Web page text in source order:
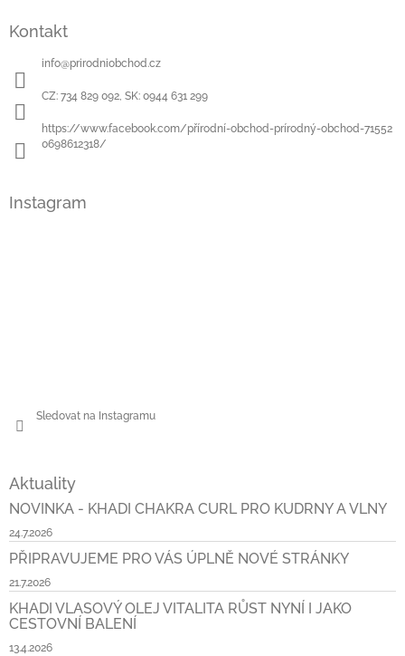
Kontakt
info@prirodniobchod.cz
CZ: 734 829 092, SK: 0944 631 299
https://www.facebook.com/přírodní-obchod-prírodný-obchod-71552
0698612318/
Instagram
Sledovat na Instagramu
Aktuality
NOVINKA - KHADI CHAKRA CURL PRO KUDRNY A VLNY
24.7.2026
PŘIPRAVUJEME PRO VÁS ÚPLNĚ NOVÉ STRÁNKY
21.7.2026
KHADI VLASOVÝ OLEJ VITALITA RŮST NYNÍ I JAKO
CESTOVNÍ BALENÍ
13.4.2026